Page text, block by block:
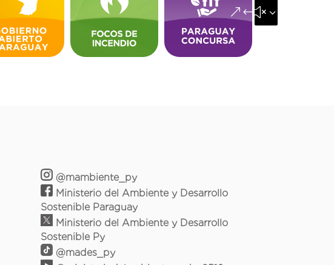
&#x35;
@mambiente_py
Ministerio del Ambiente y Desarrollo
Sostenible Paraguay
Ministerio del Ambiente y Desarrollo
Sostenible Py
@mades_py